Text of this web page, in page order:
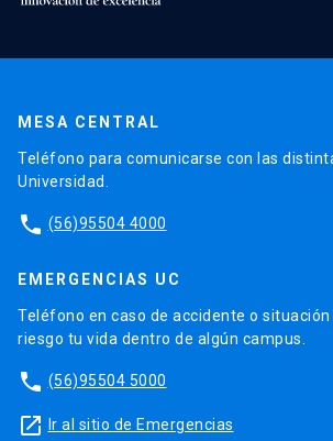
MESA CENTRAL
Teléfono para comunicarse con las
Universidad.
phone (56)95504 4000
EMERGENCIAS UC
Teléfono en caso de accidente o situación
riesgo tu vida dentro de algún campus.
phone (56)95504 5000
launch Ir al sitio de Emergencias